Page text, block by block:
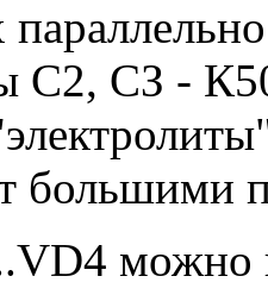
С2, СЗ -
большими
можно